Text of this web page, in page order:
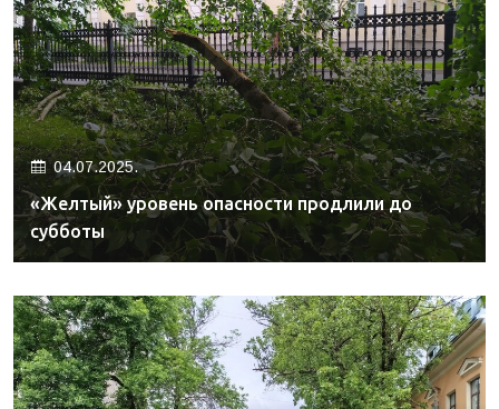
04.07.2025.
«Желтый» уровень опасности продлили до
субботы